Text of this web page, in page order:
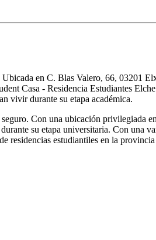
en C. Blas Valero, 66, 03201
Casa - Residencia Estudiantes
vivir durante su etapa académica.
Con una ubicación privilegiada
su etapa universitaria. Con una
residencias estudiantiles en la